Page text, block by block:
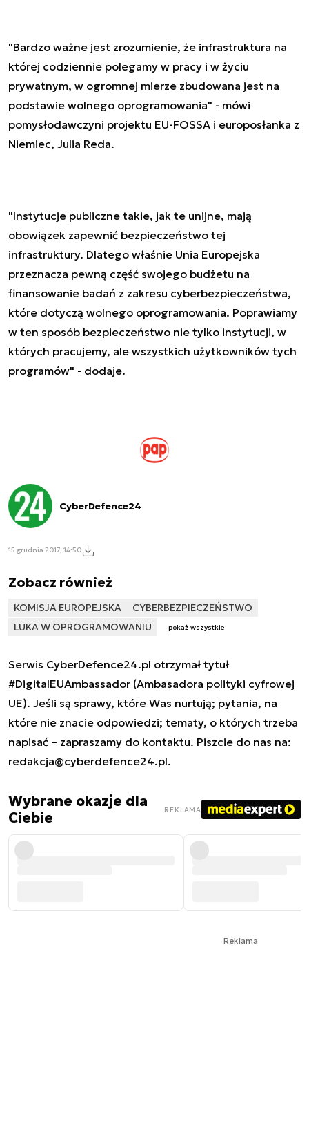
"Bardzo ważne jest zrozumienie, że infrastruktura na
której codziennie polegamy w pracy i w życiu
prywatnym, w ogromnej mierze zbudowana jest na
podstawie wolnego oprogramowania" - mówi
pomysłodawczyni projektu EU-FOSSA i europosłanka z
Niemiec, Julia Reda.
"Instytucje publiczne takie, jak te unijne, mają
obowiązek zapewnić bezpieczeństwo tej
infrastruktury. Dlatego właśnie Unia Europejska
przeznacza pewną część swojego budżetu na
finansowanie badań z zakresu cyberbezpieczeństwa,
które dotyczą wolnego oprogramowania. Poprawiamy
w ten sposób bezpieczeństwo nie tylko instytucji, w
których pracujemy, ale wszystkich użytkowników tych
programów" - dodaje.
CyberDefence24
15 grudnia 2017, 14:50
Zobacz również
KOMISJA EUROPEJSKA
CYBERBEZPIECZEŃSTWO
LUKA W OPROGRAMOWANIU
pokaż wszystkie
Serwis CyberDefence24.pl otrzymał tytuł
#DigitalEUAmbassador (Ambasadora polityki cyfrowej
UE). Jeśli są sprawy, które Was nurtują; pytania, na
które nie znacie odpowiedzi; tematy, o których trzeba
napisać – zapraszamy do kontaktu. Piszcie do nas na:
redakcja@cyberdefence24.pl.
Wybrane okazje dla
Ciebie
REKLAMA
Reklama